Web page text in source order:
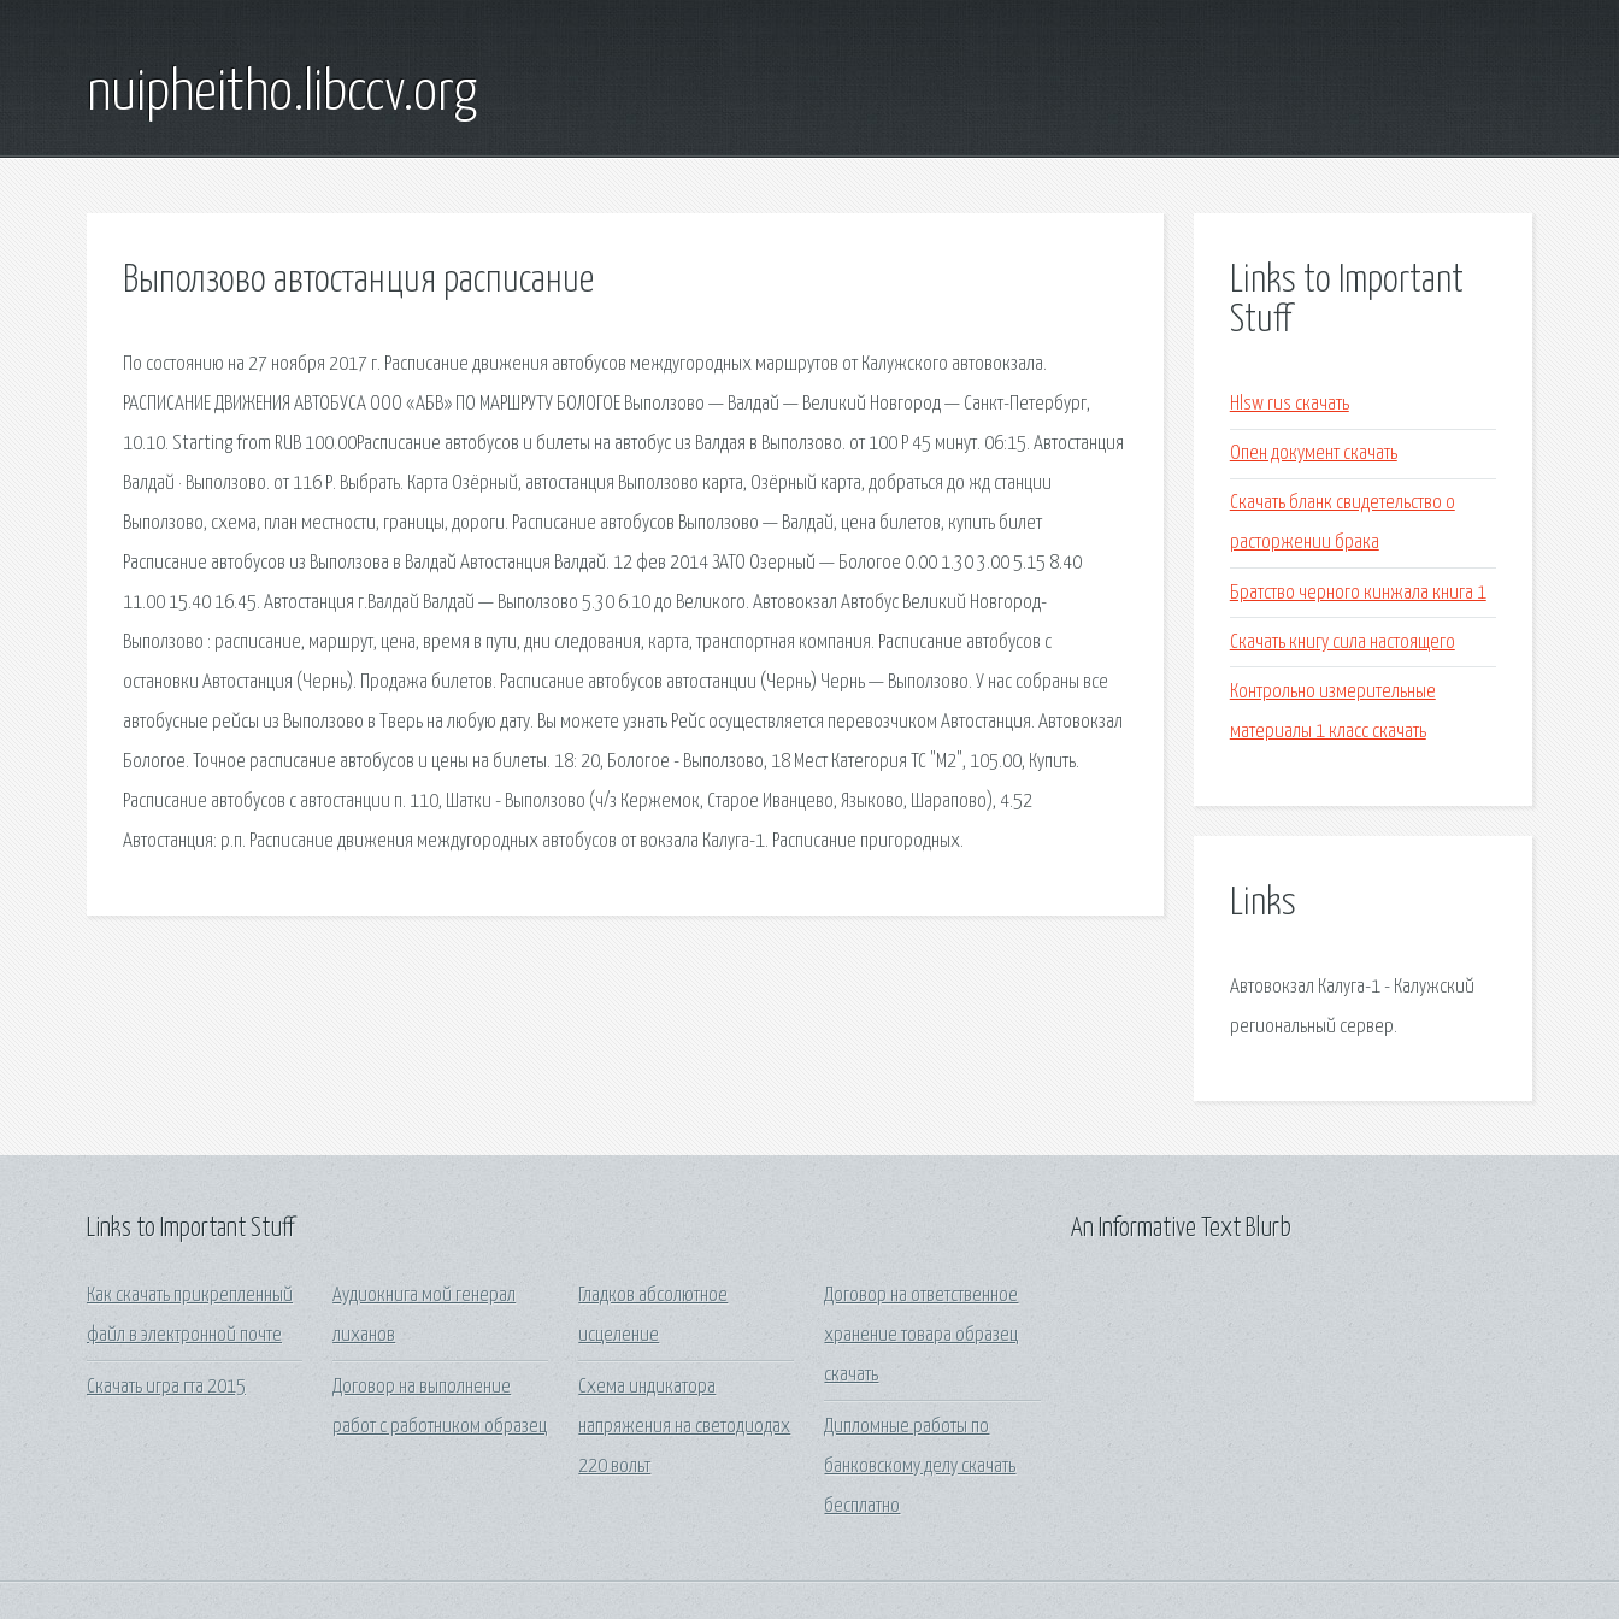
nuipheitho.libccv.org
Выползово автостанция расписание
По состоянию на 27 ноября 2017 г. Расписание движения автобусов междугородных маршрутов от Калужского автовокзала.
РАСПИСАНИЕ ДВИЖЕНИЯ АВТОБУСА ООО «АБВ» ПО МАРШРУТУ БОЛОГОЕ Выползово — Валдай — Великий Новгород — Санкт-Петербург,
10.10. Starting from RUB 100.00Расписание автобусов и билеты на автобус из Валдая в Выползово. от 100 Р 45 минут. 06:15. Автостанция
Валдай · Выползово. от 116 Р. Выбрать. Карта Озёрный, автостанция Выползово карта, Озёрный карта, добраться до жд станции
Выползово, схема, план местности, границы, дороги. Расписание автобусов Выползово — Валдай, цена билетов, купить билет
Расписание автобусов из Выползова в Валдай Автостанция Валдай. 12 фев 2014 ЗАТО Озерный — Бологое 0.00 1.30 3.00 5.15 8.40
11.00 15.40 16.45. Автостанция г.Валдай Валдай — Выползово 5.30 6.10 до Великого. Автовокзал Автобус Великий Новгород-
Выползово : расписание, маршрут, цена, время в пути, дни следования, карта, транспортная компания. Расписание автобусов с
остановки Автостанция (Чернь). Продажа билетов. Расписание автобусов автостанции (Чернь) Чернь — Выползово. У нас собраны все
автобусные рейсы из Выползово в Тверь на любую дату. Вы можете узнать Рейс осуществляется перевозчиком Автостанция. Автовокзал
Бологое. Точное расписание автобусов и цены на билеты. 18: 20, Бологое - Выползово, 18 Мест Категория ТС "М2", 105.00, Купить.
Расписание автобусов с автостанции п. 110, Шатки - Выползово (ч/з Кержемок, Старое Иванцево, Языково, Шарапово), 4.52
Автостанция: р.п. Расписание движения междугородных автобусов от вокзала Калуга-1. Расписание пригородных.
Links to Important
Stuff
Hlsw rus скачать
Опен документ скачать
Скачать бланк свидетельство о
расторжении брака
Братство черного кинжала книга 1
Скачать книгу сила настоящего
Контрольно измерительные
материалы 1 класс скачать
Links
Автовокзал Калуга-1 - Калужский
региональный сервер.
Links to Important Stuff
Как скачать прикрепленный
файл в электронной почте
Скачать игра гта 2015
Аудиокнига мой генерал
лиханов
Договор на выполнение
работ с работником образец
Гладков абсолютное
исцеление
Схема индикатора
напряжения на светодиодах
220 вольт
Договор на ответственное
хранение товара образец
скачать
Дипломные работы по
банковскому делу скачать
бесплатно
An Informative Text Blurb